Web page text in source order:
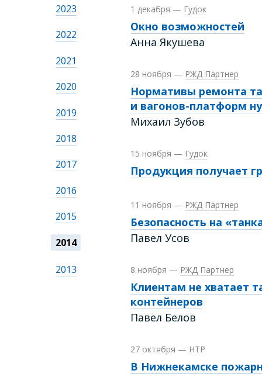
2023
2022
2021
2020
2019
2018
2017
2016
2015
2014
2013
1 декабря — Гудок
Окно возможностей
Анна Якушева
28 ноября — РЖД Партнер
Нормативы ремонта
и вагонов-платформ
Михаил Зубов
15 ноября — Гудок
Продукция получает
11 ноября — РЖД Партнер
Безопасность на
Павел Усов
8 ноября — РЖД Партнер
Клиентам не хватает
контейнеров
Павел Белов
27 октября — НТР
В Нижнекамске